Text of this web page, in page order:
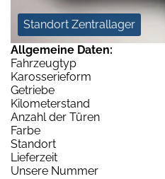
Standort Zentrallager
Allgemeine Daten:
Fahrzeugtyp
Karosserieform
Getriebe
Kilometerstand
Anzahl der Türen
Farbe
Standort
Lieferzeit
Unsere Nummer